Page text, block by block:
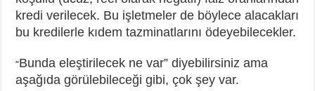
kredi verilecek. Bu işletmeler de böylece alacakları
bu kredilerle kıdem tazminatlarını ödeyebilecekler.
“Bunda eleştirilecek ne var” diyebilirsiniz ama
aşağıda görülebileceği gibi, çok şey var.